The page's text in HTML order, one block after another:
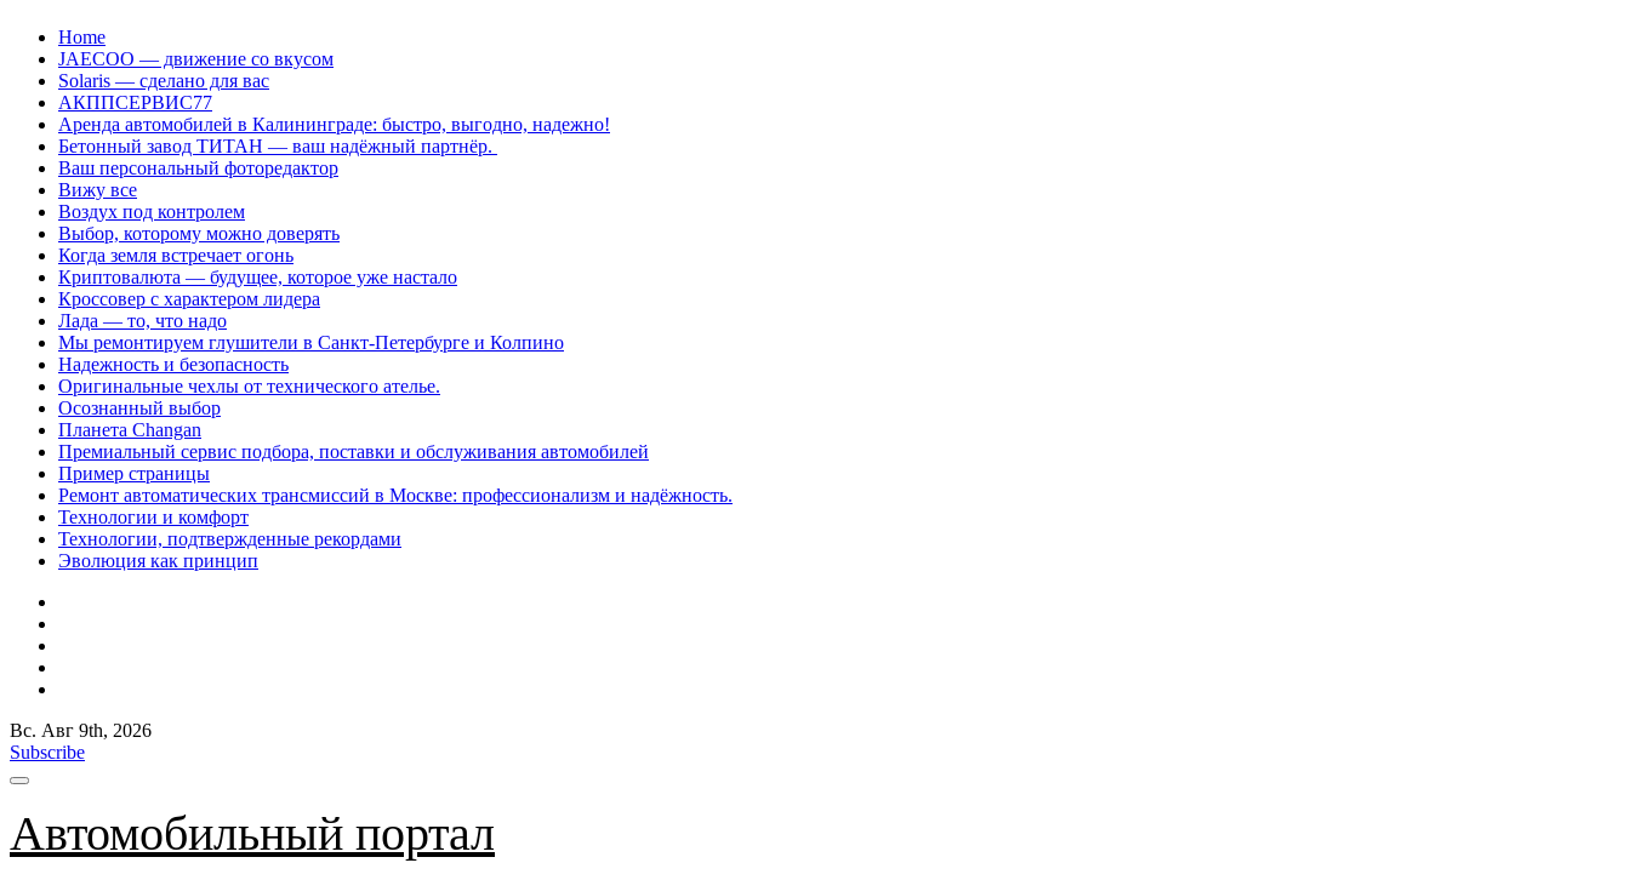
Перейти
содержанию
Home
JAECOO — движение со вкусом
Solaris — сделано для вас
АКППСЕРВИС77
Аренда автомобилей в Калининграде: быстро, выгодно, надежно!
Бетонный завод ТИТАН — ваш надёжный партнёр.
Ваш персональный фоторедактор
Вижу все
Воздух под контролем
Выбор, которому можно доверять
Когда земля встречает огонь
Криптовалюта — будущее, которое уже настало
Кроссовер с характером лидера
Лада — то, что надо
Мы ремонтируем глушители в Санкт-Петербурге и Колпино
Надежность и безопасность
Оригинальные чехлы от технического ателье.
Осознанный выбор
Планета Changan
Премиальный сервис подбора, поставки и обслуживания автомобилей
Пример страницы
Ремонт автоматических трансмиссий в Москве: профессионализм и надёжность.
Технологии и комфорт
Технологии, подтвержденные рекордами
Эволюция как принцип
Вс. Авг 9th, 2026
Subscribe
Автомобильный портал